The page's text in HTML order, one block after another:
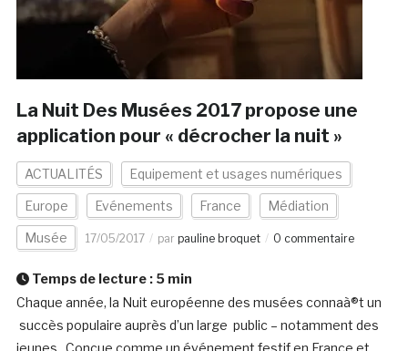
La Nuit Des Musées 2017 propose une
application pour « décrocher la nuit »
ACTUALITÉS Equipement et usages numériques
Europe Evénements France Médiation
Musée 17/05/2017 par pauline broquet 0 commentaire
Temps de lecture : 5 min
Chaque année, la Nuit européenne des musées connaà®t un
succès populaire auprès d’un large public – notamment des